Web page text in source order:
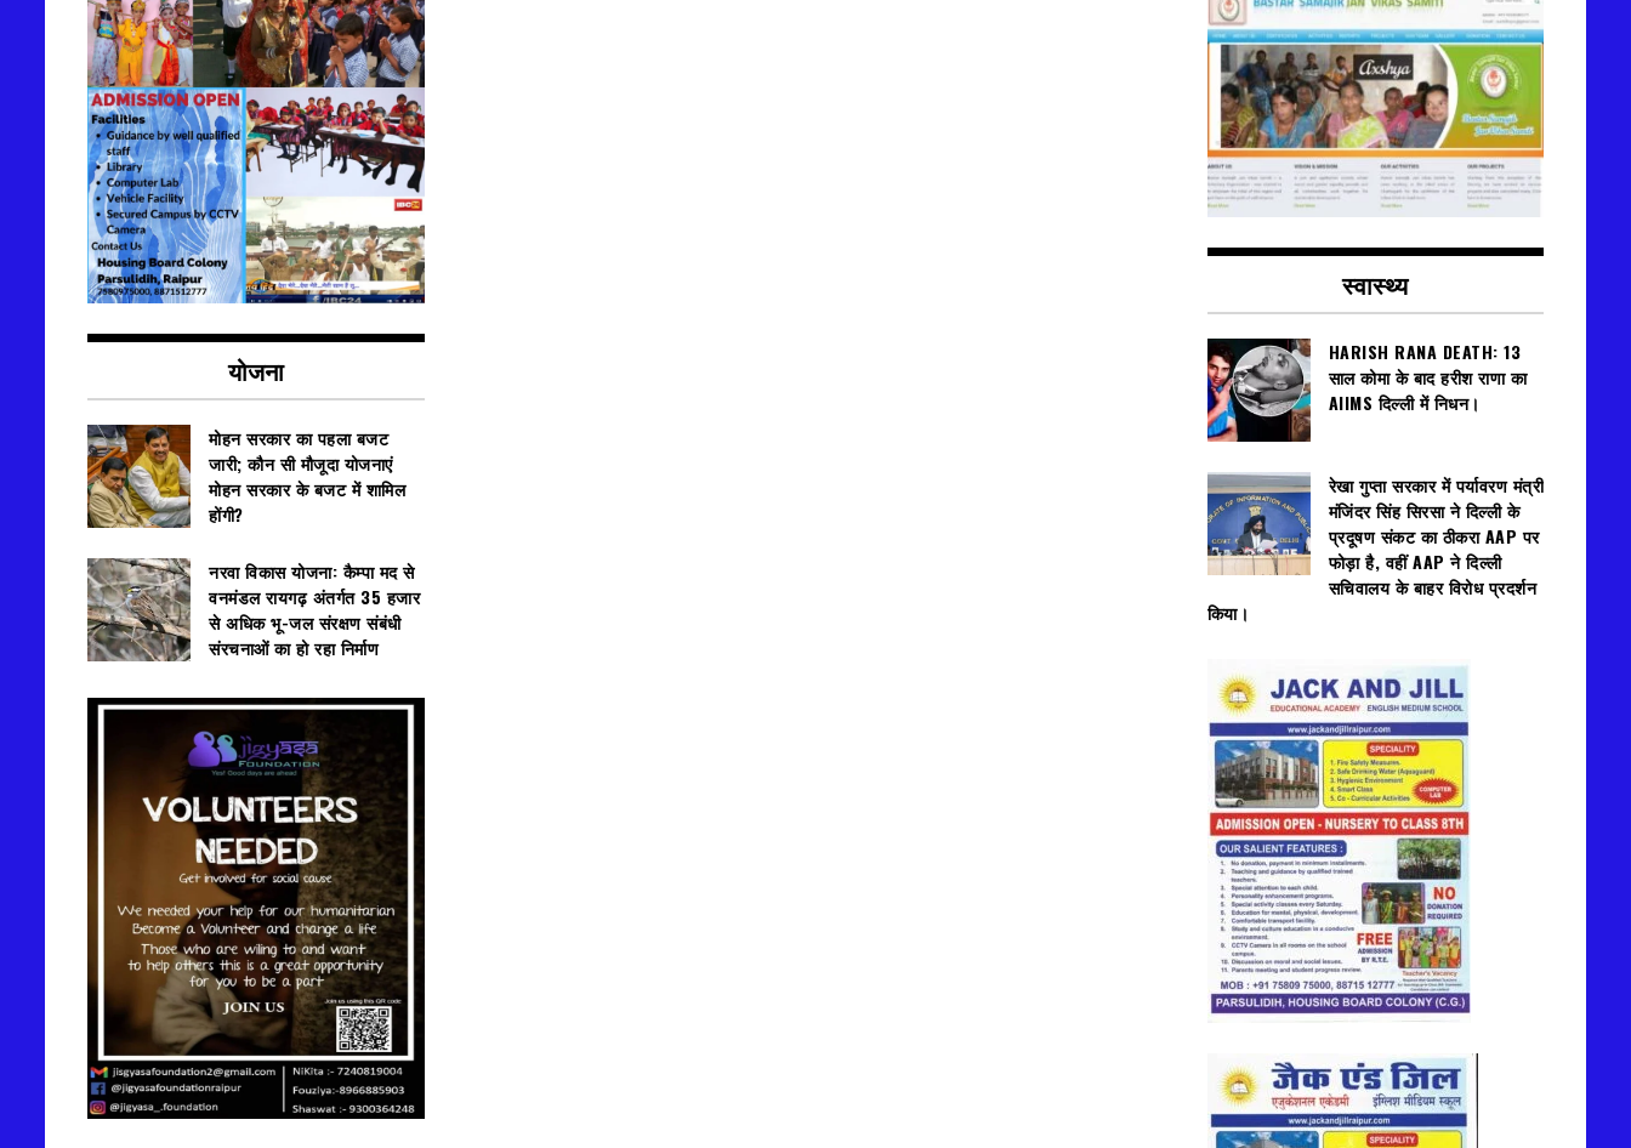
योजना
मोहन सरकार का पहला बजट
जारी; कौन सी मौजूदा योजनाएं
मोहन सरकार के बजट में शामिल
होंगी?
नरवा विकास योजना: कैम्पा मद से
वनमंडल रायगढ़ अंतर्गत 35 हजार
से अधिक भू-जल संरक्षण संबंधी
संरचनाओं का हो रहा निर्माण
स्वास्थ्य
HARISH RANA DEATH: 13
साल कोमा के बाद हरीश राणा का
AIIMS दिल्ली में निधन।
रेखा गुप्ता सरकार में पर्यावरण मंत्री
मंजिंदर सिंह सिरसा ने दिल्ली के
प्रदूषण संकट का ठीकरा AAP पर
फोड़ा है, वहीं AAP ने दिल्ली
सचिवालय के बाहर विरोध प्रदर्शन
किया।